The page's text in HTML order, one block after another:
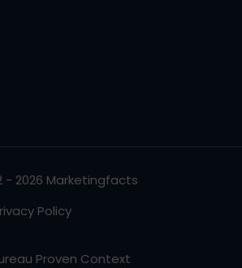
- 2026 Marketingfacts
Policy
Proven Context